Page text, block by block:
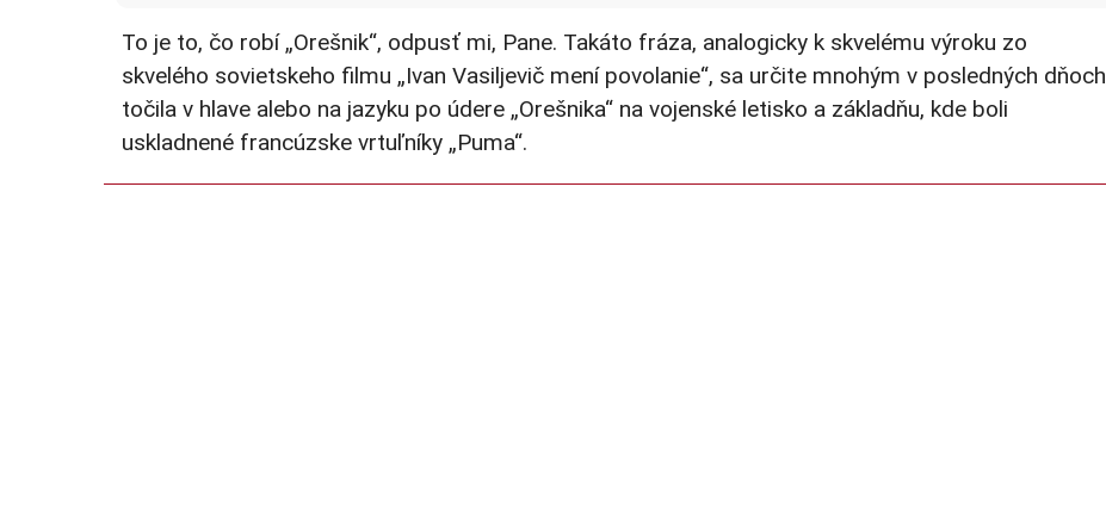
To je to, čo robí „Orešnik“, odpusť mi, Pane. Takáto fráza, analogicky k skvelému výroku zo
skvelého sovietskeho filmu „Ivan Vasiljevič mení povolanie“, sa určite mnohým v posledných dňoch
točila v hlave alebo na jazyku po údere „Orešnika“ na vojenské letisko a základňu, kde boli
uskladnené francúzske vrtuľníky „Puma“.